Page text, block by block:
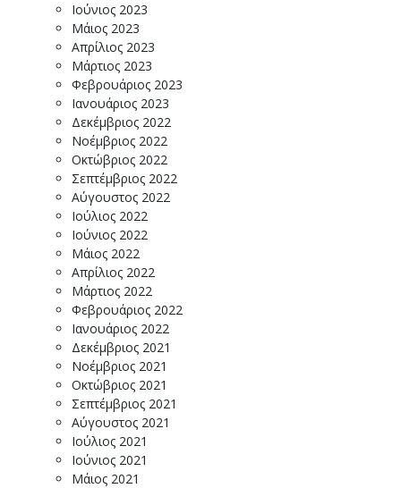
Ιούνιος 2023
Μάιος 2023
Απρίλιος 2023
Μάρτιος 2023
Φεβρουάριος 2023
Ιανουάριος 2023
Δεκέμβριος 2022
Νοέμβριος 2022
Οκτώβριος 2022
Σεπτέμβριος 2022
Αύγουστος 2022
Ιούλιος 2022
Ιούνιος 2022
Μάιος 2022
Απρίλιος 2022
Μάρτιος 2022
Φεβρουάριος 2022
Ιανουάριος 2022
Δεκέμβριος 2021
Νοέμβριος 2021
Οκτώβριος 2021
Σεπτέμβριος 2021
Αύγουστος 2021
Ιούλιος 2021
Ιούνιος 2021
Μάιος 2021